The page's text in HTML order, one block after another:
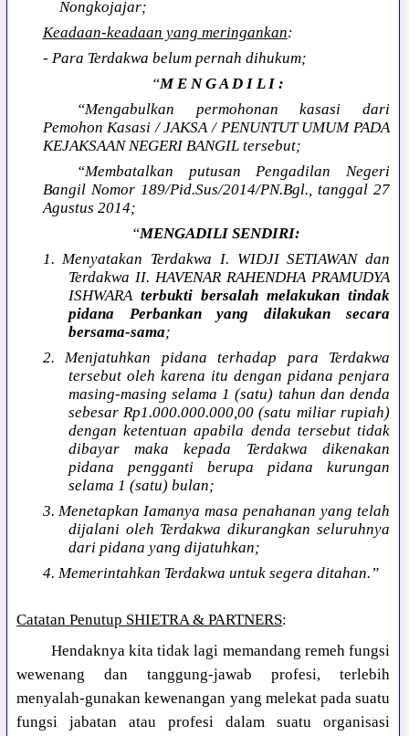
Nongkojajar;
Keadaan-keadaan yang meringankan:
- Para Terdakwa belum pernah dihukum;
“M E N G A D I L I :
“Mengabulkan permohonan kasasi dari
Pemohon Kasasi / JAKSA / PENUNTUT UMUM PADA
KEJAKSAAN NEGERI BANGIL tersebut;
“Membatalkan putusan Pengadilan Negeri
Bangil Nomor 189/Pid.Sus/2014/PN.Bgl., tanggal 27
Agustus 2014;
“MENGADILI SENDIRI:
1. Menyatakan Terdakwa I. WIDJI SETIAWAN dan
Terdakwa II. HAVENAR RAHENDHA PRAMUDYA
ISHWARA terbukti bersalah melakukan tindak
pidana Perbankan yang dilakukan secara
bersama-sama;
2. Menjatuhkan pidana terhadap para Terdakwa
tersebut oleh karena itu dengan pidana penjara
masing-masing selama 1 (satu) tahun dan denda
sebesar Rp1.000.000.000,00 (satu miliar rupiah)
dengan ketentuan apabila denda tersebut tidak
dibayar maka kepada Terdakwa dikenakan
pidana pengganti berupa pidana kurungan
selama 1 (satu) bulan;
3. Menetapkan Iamanya masa penahanan yang telah
dijalani oleh Terdakwa dikurangkan seluruhnya
dari pidana yang dijatuhkan;
4. Memerintahkan Terdakwa untuk segera ditahan.”
Catatan Penutup SHIETRA & PARTNERS:
Hendaknya kita tidak lagi memandang remeh fungsi
wewenang dan tanggung-jawab profesi, terlebih
menyalah-gunakan kewenangan yang melekat pada suatu
fungsi jabatan atau profesi dalam suatu organisasi